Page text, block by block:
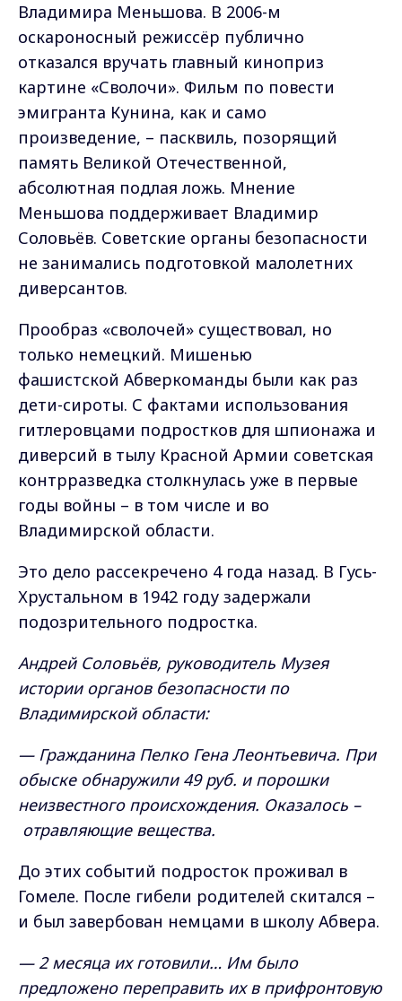
Владимира Меньшова. В 2006-м
оскароносный режиссёр публично
отказался вручать главный киноприз
картине «Сволочи». Фильм по повести
эмигранта Кунина, как и само
произведение, – пасквиль, позорящий
память Великой Отечественной,
абсолютная подлая ложь. Мнение
Меньшова поддерживает Владимир
Соловьёв. Советские органы безопасности
не занимались подготовкой малолетних
диверсантов.
Прообраз «сволочей» существовал, но
только немецкий. Мишенью
фашистской Абверкоманды были как раз
дети-сироты. С фактами использования
гитлеровцами подростков для шпионажа и
диверсий в тылу Красной Армии советская
контрразведка столкнулась уже в первые
годы войны – в том числе и во
Владимирской области.
Это дело рассекречено 4 года назад. В Гусь-
Хрустальном в 1942 году задержали
подозрительного подростка.
Андрей Соловьёв, руководитель Музея
истории органов безопасности по
Владимирской области:
— Гражданина Пелко Гена Леонтьевича. При
обыске обнаружили 49 руб. и порошки
неизвестного происхождения. Оказалось –
отравляющие вещества.
До этих событий подросток проживал в
Гомеле. После гибели родителей скитался –
и был завербован немцами в школу Абвера.
— 2 месяца их готовили… Им было
предложено переправить их в прифронтовую